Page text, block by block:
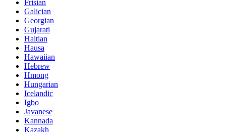
Frisian
Galician
Georgian
Gujarati
Haitian
Hausa
Hawaiian
Hebrew
Hmong
Hungarian
Icelandic
Igbo
Javanese
Kannada
Kazakh